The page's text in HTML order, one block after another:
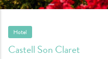
Castell Son Claret
Hotel